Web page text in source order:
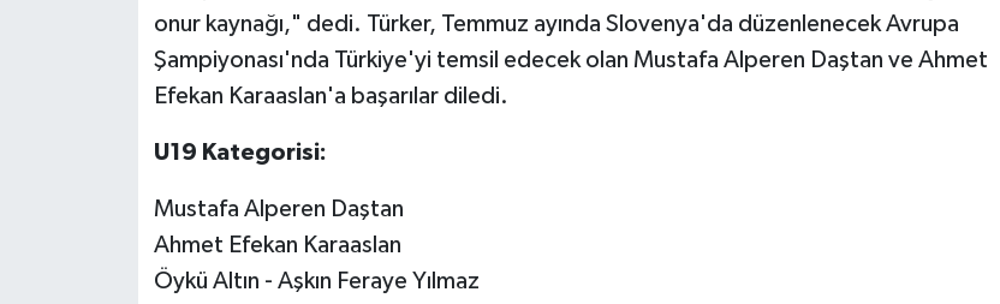
onur kaynağı," dedi. Türker, Temmuz ayında Slovenya'da düzenlenecek Avrupa
Şampiyonası'nda Türkiye'yi temsil edecek olan Mustafa Alperen Daştan ve Ahmet
Efekan Karaaslan'a başarılar diledi.
U19 Kategorisi:
Mustafa Alperen Daştan
Ahmet Efekan Karaaslan
Öykü Altın - Aşkın Feraye Yılmaz